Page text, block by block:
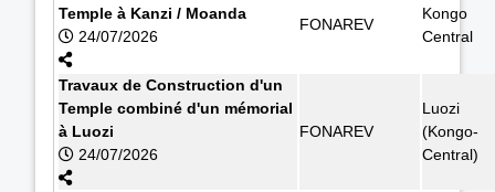
Temple à Kanzi / Moanda
24/07/2026
FONAREV
Kongo
Central
Travaux de Construction d'un
Temple combiné d'un mémorial
à Luozi
24/07/2026
FONAREV
Luozi
(Kongo-
Central)